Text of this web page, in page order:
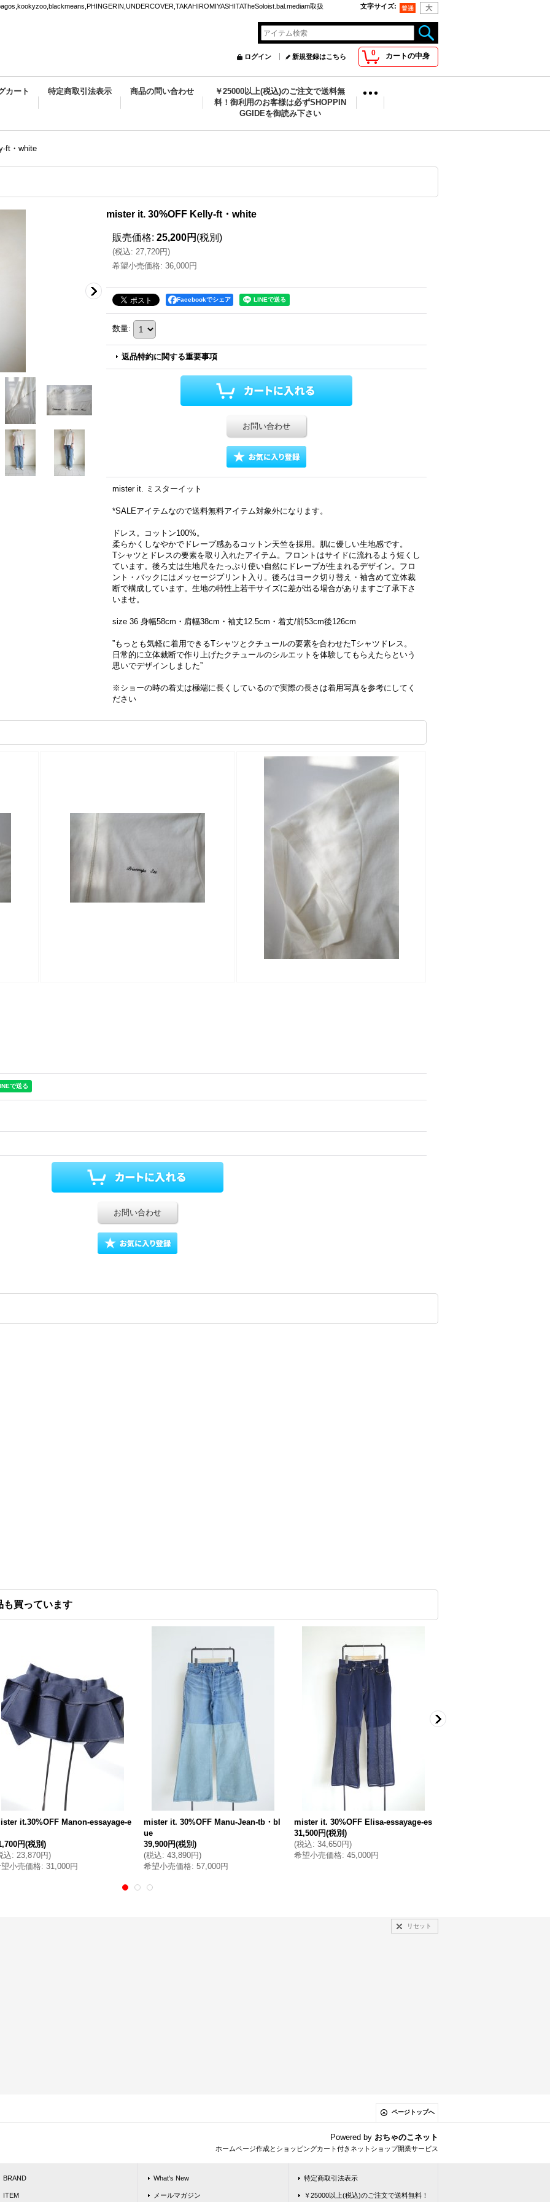
取扱 文字サイズ:
0 カートの中身
ログイン 新規登録はこちら
カート 特定商取引法表示 商品の問い合わせ
￥25000以上(税込)のご注文で送料無
料！御利用のお客様は必ずSHOPPIN
GGIDEを御読み下さい
ft・white
mister it. 30%OFF Kelly-ft・white
販売価格: 25,200円 (税別)
(税込: 27,720円)
希望小売価格: 36,000円
Facebookでシェア
数量:
返品特約に関する重要事項
お問い合わせ
mister it. ミスターイット
*SALEアイテムなので送料無料アイテム対象外になります。
ドレス。コットン100%。
柔らかくしなやかでドレープ感あるコットン天竺を採用。肌に優しい生地感です。
Tシャツとドレスの要素を取り入れたアイテム。フロントはサイドに流れるよう短くし
ています。後ろ丈は生地尺をたっぷり使い自然にドレープが生まれるデザイン。フロ
ント・バックにはメッセージプリント入り。後ろはヨーク切り替え・袖含めて立体裁
断で構成しています。生地の特性上若干サイズに差が出る場合がありますご了承下さ
いませ。
size 36 身幅58cm・肩幅38cm・袖丈12.5cm・着丈/前53cm後126cm
”もっとも気軽に着用できるTシャツとクチュールの要素を合わせたTシャツドレス。
日常的に立体裁断で作り上げたクチュールのシルエットを体験してもらえたらという
思いでデザインしました”
※ショーの時の着丈は極端に長くしているので実際の長さは着用写真を参考にしてく
ださい
お問い合わせ
も買っています
it.30%OFF Manon-essayage-e
円(税別)
込: 23,870円)
小売価格: 31,000円
mister it. 30%OFF Manu-Jean-tb・bl
ue
39,900円(税別)
(税込: 43,890円)
希望小売価格: 57,000円
mister it. 30%OFF Elisa-essayage-es
31,500円(税別)
(税込: 34,650円)
希望小売価格: 45,000円
リセット
ページトップへ
Powered by おちゃのこネット
ホームページ作成とショッピングカート付きネットショップ開業サービス
BRAND
ITEM
What's New
メールマガジン
特定商取引法表示
￥25000以上(税込)のご注文で送料無料！